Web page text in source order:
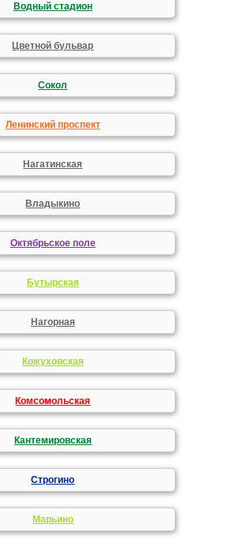
Водный стадион
Цветной бульвар
Сокол
Ленинский проспект
Нагатинская
Владыкино
Октябрьское поле
Бутырская
Нагорная
Кожуховская
Комсомольская
Кантемировская
Строгино
Марьино